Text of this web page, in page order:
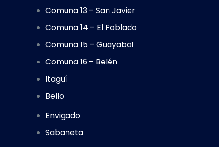
Comuna 13 – San Javier
Comuna 14 – El Poblado
Comuna 15 – Guayabal
Comuna 16 – Belén
Itaguí
Bello
Envigado
Sabaneta